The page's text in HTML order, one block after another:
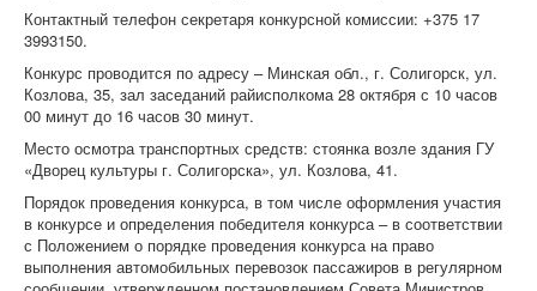
Контактный телефон секретаря конкурсной комиссии: +375 17
3993150.
Конкурс проводится по адресу – Минская обл., г. Солигорск, ул.
Козлова, 35, зал заседаний райисполкома 28 октября с 10 часов
00 минут до 16 часов 30 минут.
Место осмотра транспортных средств: стоянка возле здания ГУ
«Дворец культуры г. Солигорска», ул. Козлова, 41.
Порядок проведения конкурса, в том числе оформления участия
в конкурсе и определения победителя конкурса – в соответствии
с Положением о порядке проведения конкурса на право
выполнения автомобильных перевозок пассажиров в регулярном